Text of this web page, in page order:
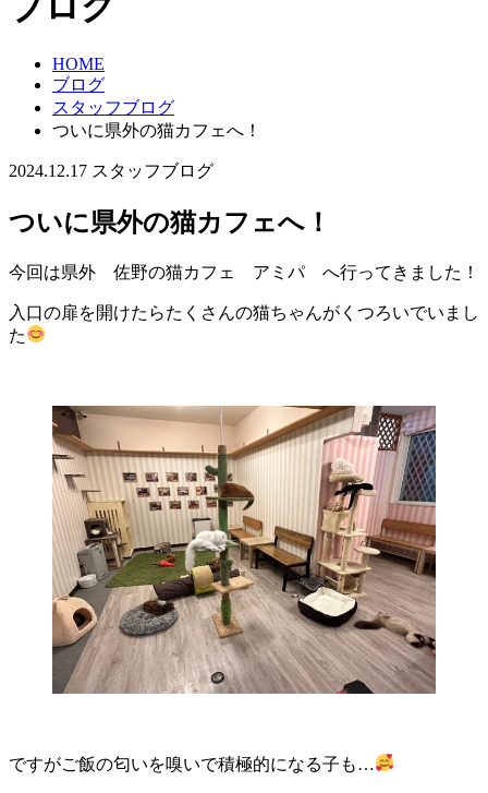
HOME
ブログ
スタッフブログ
ついに県外の猫カフェへ！
2024.12.17 スタッフブログ
ついに県外の猫カフェへ！
今回は県外 佐野の猫カフェ アミパ へ行ってきました！
入口の扉を開けたらたくさんの猫ちゃんがくつろいでいまし
た
ですがご飯の匂いを嗅いで積極的になる子も…